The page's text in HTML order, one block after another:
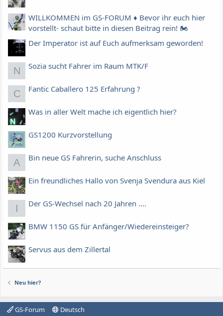
WILLKOMMEN im GS-FORUM ♦️ Bevor ihr euch hier
vorstellt- schaut bitte in diesen Beitrag rein! 🏍
Der Imperator ist auf Euch aufmerksam geworden!
N Sozia sucht Fahrer im Raum MTK/F
C Fantic Caballero 125 Erfahrung ?
Was in aller Welt mache ich eigentlich hier?
GS1200 Kurzvorstellung
A Bin neue GS Fahrerin, suche Anschluss
Ein freundliches Hallo von Svenja Svendura aus Kiel
I Der GS-Wechsel nach 20 Jahren ....
BMW 1150 GS für Anfänger/Wiedereinsteiger?
Servus aus dem Zillertal
Neu hier?
GS-Forum Deutsch